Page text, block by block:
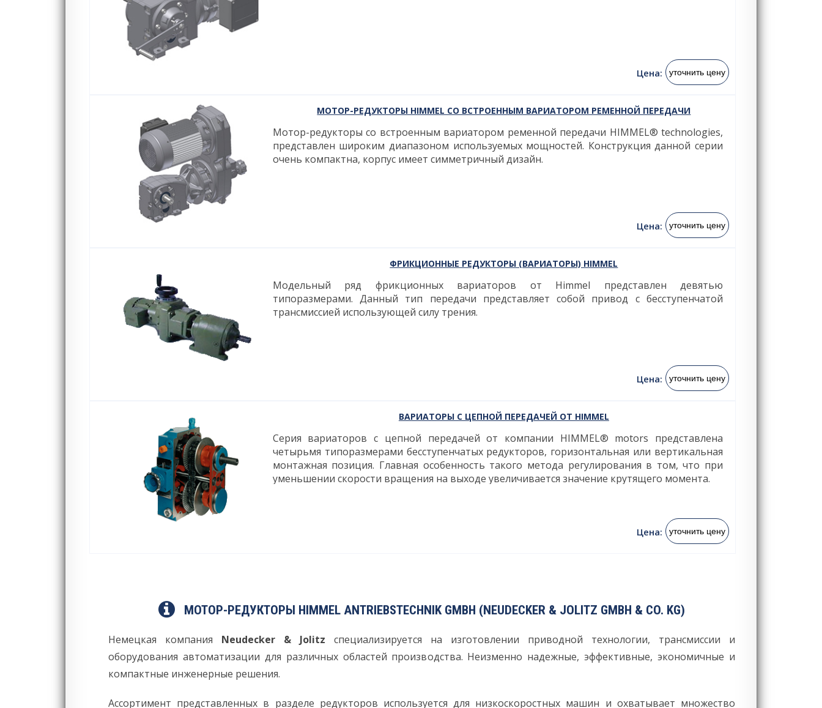
Цена: уточнить цену
Цена: уточнить цену
МОТОР-РЕДУКТОРЫ HIMMEL СО ВСТРОЕННЫМ ВАРИАТОРОМ РЕМЕННОЙ ПЕРЕДАЧИ
Мотор-редукторы со встроенным вариатором ременной передачи HIMMEL® technologies,
представлен широким диапазоном используемых мощностей. Конструкция данной серии
очень компактна, корпус имеет симметричный дизайн.
Цена: уточнить цену
ФРИКЦИОННЫЕ РЕДУКТОРЫ (ВАРИАТОРЫ) HIMMEL
Модельный ряд фрикционных вариаторов от Himmel представлен девятью
типоразмерами. Данный тип передачи представляет собой привод с бесступенчатой
трансмиссией использующей силу трения.
Цена: уточнить цену
ВАРИАТОРЫ С ЦЕПНОЙ ПЕРЕДАЧЕЙ ОТ HIMMEL
Серия вариаторов с цепной передачей от компании HIMMEL® motors представлена
четырьмя типоразмерами бесступенчатых редукторов, горизонтальная или вертикальная
монтажная позиция. Главная особенность такого метода регулирования в том, что при
уменьшении скорости вращения на выходе увеличивается значение крутящего момента.
МОТОР-РЕДУКТОРЫ HIMMEL ANTRIEBSTECHNIK GMBH (NEUDECKER & JOLITZ GMBH & CO. KG)
Немецкая компания Neudecker & Jolitz специализируется на изготовлении приводной технологии, трансмиссии и
оборудования автоматизации для различных областей производства. Неизменно надежные, эффективные, экономичные и
компактные инженерные решения.
Ассортимент представленных в разделе редукторов используется для низкоскоростных машин и охватывает множество